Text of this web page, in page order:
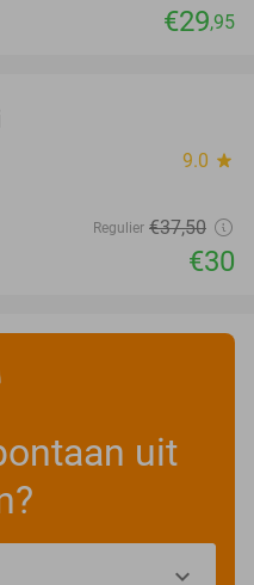
€29,95
9.0 star
Regulier €37,50
€30
uit